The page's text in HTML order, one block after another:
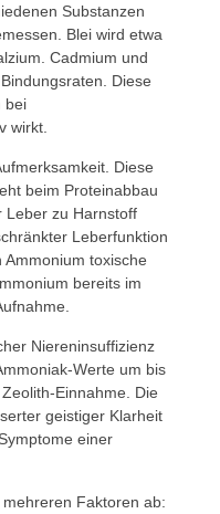
Substanzen
Blei wird etwa
Cadmium und
Diese
bei
wirkt.
Diese
beim Proteinabbau
Leber zu Harnstoff
Leberfunktion
toxische
bereits im
Niereninsuffizienz
Werte um bis
Einnahme. Die
geistiger Klarheit
einer
Faktoren ab: